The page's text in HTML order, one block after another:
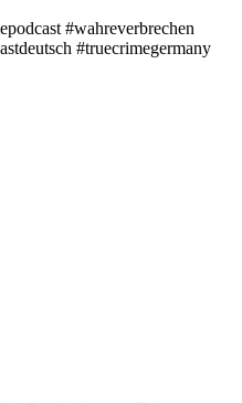
#wahreverbrechen
#truecrimegermany